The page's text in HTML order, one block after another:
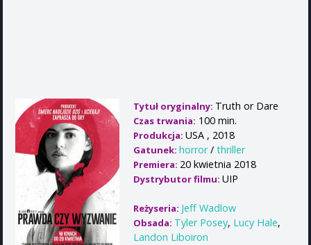
Tytuł oryginalny: Truth or Dare
Czas trwania: 100 min.
Produkcja: USA , 2018
Gatunek: horror/ thriller
Premiera: 20 kwietnia 2018
Dystrybutor filmu: UIP
Reżyseria: Jeff Wadlow
Obsada: Tyler Posey, Lucy Hale,
Landon Liboiron